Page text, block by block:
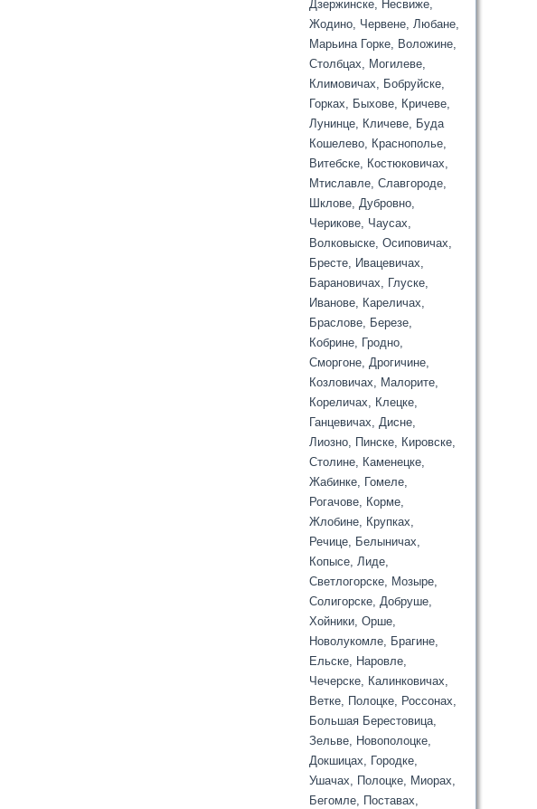
Дзержинске, Несвиже,
Жодино, Червене, Любане,
Марьина Горке, Воложине,
Столбцах, Могилеве,
Климовичах, Бобруйске,
Горках, Быхове, Кричеве,
Лунинце, Кличеве, Буда
Кошелево, Краснополье,
Витебске, Костюковичах,
Мтиславле, Славгороде,
Шклове, Дубровно,
Черикове, Чаусах,
Волковыске, Осиповичах,
Бресте, Ивацевичах,
Барановичах, Глуске,
Иванове, Кареличах,
Браслове, Березе,
Кобрине, Гродно,
Сморгоне, Дрогичине,
Козловичах, Малорите,
Кореличах, Клецке,
Ганцевичах, Дисне,
Лиозно, Пинске, Кировске,
Столине, Каменецке,
Жабинке, Гомеле,
Рогачове, Корме,
Жлобине, Крупках,
Речице, Белыничах,
Копысе, Лиде,
Светлогорске, Мозыре,
Солигорске, Добруше,
Хойники, Орше,
Новолукомле, Брагине,
Ельске, Наровле,
Чечерске, Калинковичах,
Ветке, Полоцке, Россонах,
Большая Берестовица,
Зельве, Новополоцке,
Докшицах, Городке,
Ушачах, Полоцке, Миорах,
Бегомле, Поставах,